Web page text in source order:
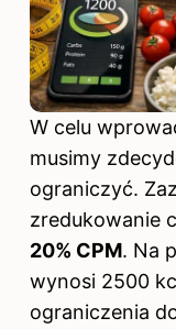
W celu
musimy
ograniczyć.
zredukowanie
20% CPM. Na
wynosi 2500
ograniczenia